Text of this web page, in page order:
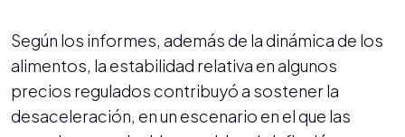
Según los informes, además de la dinámica de los
alimentos, la estabilidad relativa en algunos
precios regulados contribuyó a sostener la
desaceleración, en un escenario en el que las